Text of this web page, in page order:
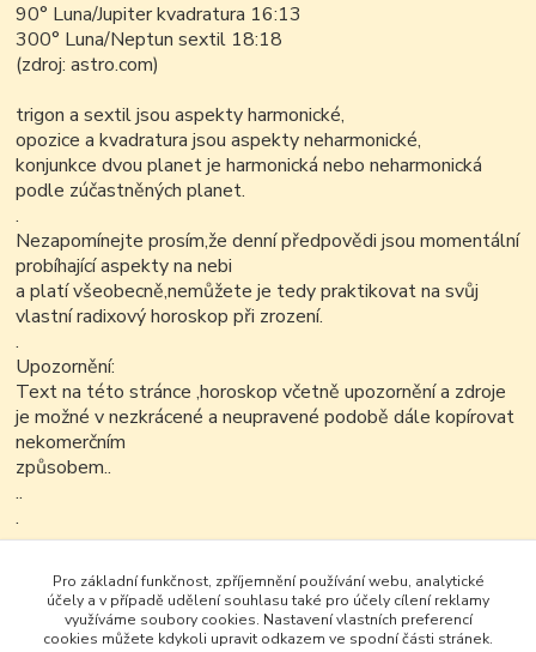
90° Luna/Jupiter kvadratura 16:13
300° Luna/Neptun sextil 18:18
(zdroj: astro.com)
trigon a sextil jsou aspekty harmonické,
opozice a kvadratura jsou aspekty neharmonické,
konjunkce dvou planet je harmonická nebo neharmonická
podle zúčastněných planet.
.
Nezapomínejte prosím,že denní předpovědi jsou momentální
probíhající aspekty na nebi
a platí všeobecně,nemůžete je tedy praktikovat na svůj
vlastní radixový horoskop při zrození.
.
Upozornění:
Text na této stránce ,horoskop včetně upozornění a zdroje
je možné v nezkrácené a neupravené podobě dále kopírovat
nekomerčním
způsobem..
..
.
.
Pro základní funkčnost, zpříjemnění používání webu, analytické
účely a v případě udělení souhlasu také pro účely cílení reklamy
využíváme soubory cookies. Nastavení vlastních preferencí
cookies můžete kdykoli upravit odkazem ve spodní části stránek.